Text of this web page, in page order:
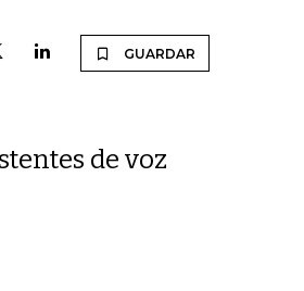
GUARDAR
de voz